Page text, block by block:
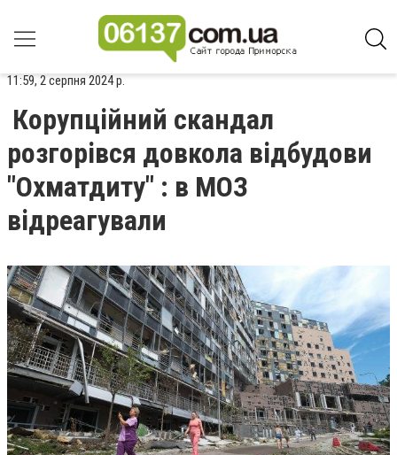
11:59, 2 серпня 2024 р.
Корупційний скандал
розгорівся довкола відбудови
"Охматдиту" : в МОЗ
відреагували